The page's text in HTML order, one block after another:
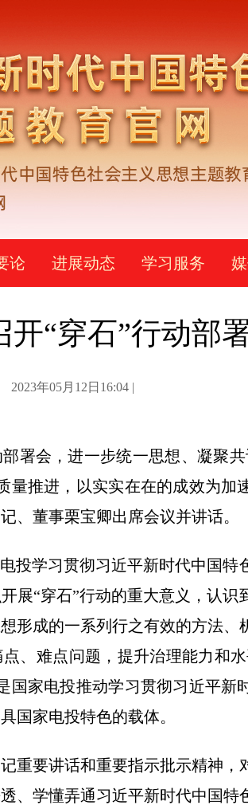
论 进展动态 学习服务
开“穿石”行动部
2023年05月12日16:04 |
署会，进一步统一思想、凝聚
量推进，以实实在在的成效为加
、董事栗宝卿出席会议并讲话。
投学习贯彻习近平新时代中国特
展“穿石”行动的重大意义，认识
形成的一系列行之有效的方法、
、难点问题，提升治理能力和
国家电投推动学习贯彻习近平新
国家电投特色的载体。
重要讲话和重要指示批示精神，
、学懂弄通习近平新时代中国特